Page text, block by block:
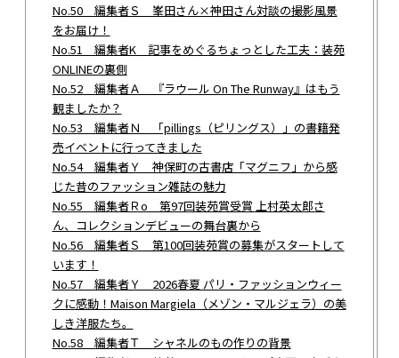
No.50 編集者Ｓ 峯田さん×神田さん対談の撮影風景
をお届け！
No.51 編集者K 記事をめぐるちょっとした工夫：装苑
ONLINEの裏側
No.52 編集者Ａ 『ラウール On The Runway』はもう
観ましたか？
No.53 編集者Ｎ 「pillings（ピリングス）」の書籍発
売イベントに行ってきました
No.54 編集者Ｙ 神保町の古書店「マグニフ」から感
じた昔のファッション雑誌の魅力
No.55 編集者Ｒo 第97回装苑賞受賞 上村英太郎さ
ん、コレクションデビューの舞台裏から
No.56 編集者Ｓ 第100回装苑賞の募集がスタートして
います！
No.57 編集者Ｙ 2026春夏 パリ・ファッションウィー
クに感動！Maison Margiela（メゾン・マルジェラ）の美
しき洋服たち。
No.58 編集者Ｔ シャネルのもの作りの背景